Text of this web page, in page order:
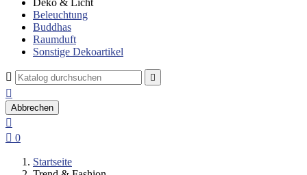
Deko & Licht
Beleuchtung
Buddhas
Raumduft
Sonstige Dekoartikel
 

Abbrechen

 0
Startseite